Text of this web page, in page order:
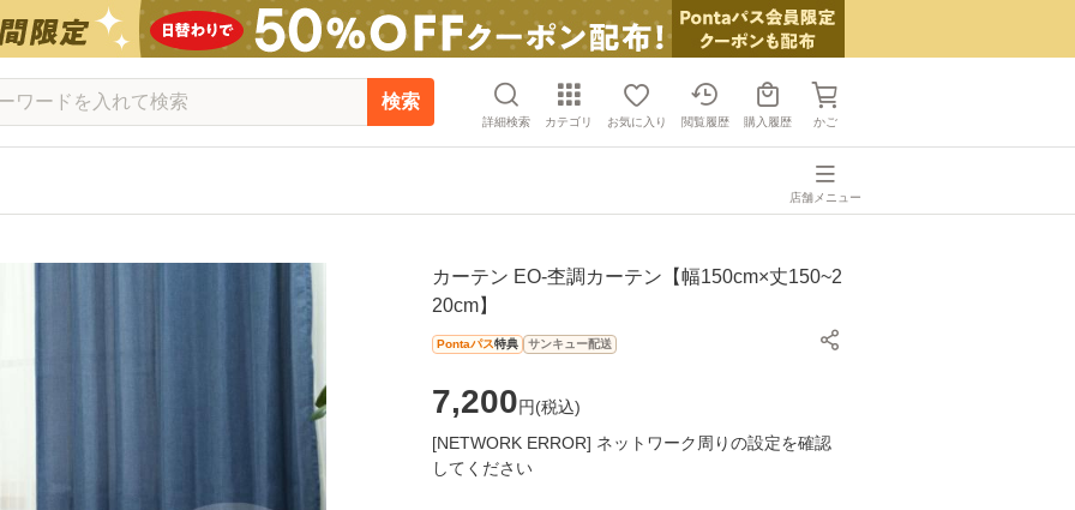
検索
詳細検索 カテゴリ お気に入り 閲覧履歴 購入履歴 かご
店舗メニュー
カーテン EO-杢調カーテン【幅150cm×丈150~2
20cm】
Pontaパス特典 サンキュー配送
7,200円(税込)
[NETWORK ERROR] ネットワーク周りの設定を確認
してください